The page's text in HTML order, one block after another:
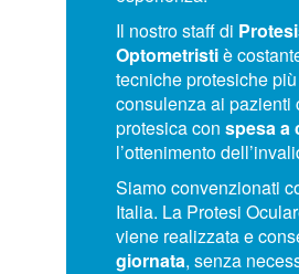
Il nostro staff di
Optometristiè
tecniche protesiche
consulenza ai pazienti
protesica con spesa a
l’ottenimento
Siamo convenzionati
Italia. La Protesi
viene realizzata e
giornata, senza